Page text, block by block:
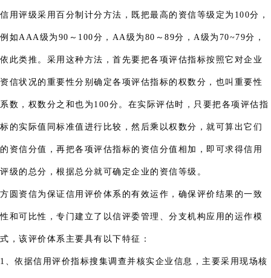
信用评级采用百分制计分方法，既把最高的资信等级定为100分，
例如AAA级为90～100分，AA级为80～89分，A级为70~79分，
依此类推。采用这种方法，首先要把各项评估指标按照它对企业
资信状况的重要性分别确定各项评估指标的权数分，也叫重要性
系数，权数分之和也为100分。在实际评估时，只要把各项评估指
标的实际值同标准值进行比较，然后乘以权数分，就可算出它们
的资信分值，再把各项评估指标的资信分值相加，即可求得信用
评级的总分，根据总分就可确定企业的资信等级。
方圆资信为保证信用评价体系的有效运作，确保评价结果的一致
性和可比性，专门建立了以信评委管理、分支机构应用的运作模
式，该评价体系主要具有以下特征：
1、依据信用评价指标搜集调查并核实企业信息，主要采用现场核